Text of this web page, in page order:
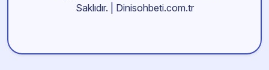
Saklıdır. | Dinisohbeti.com.tr